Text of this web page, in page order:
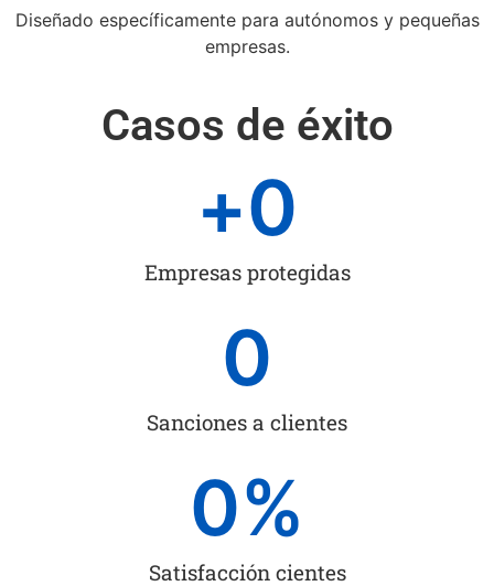
Diseñado específicamente para autónomos y pequeñas
empresas.
Casos de éxito
Empresas protegidas
+0
Sanciones a clientes
0
Satisfacción cientes
0%